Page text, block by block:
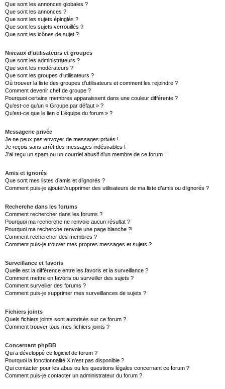
Que sont les annonces globales ?
Que sont les annonces ?
Que sont les sujets épinglés ?
Que sont les sujets verrouillés ?
Que sont les icônes de sujet ?
Niveaux d’utilisateurs et groupes
Que sont les administrateurs ?
Que sont les modérateurs ?
Que sont les groupes d’utilisateurs ?
Où trouver la liste des groupes d’utilisateurs et comment les rejoindre ?
Comment devenir chef de groupe ?
Pourquoi certains membres apparaissent dans une couleur différente ?
Qu’est-ce qu’un « Groupe par défaut » ?
Qu’est-ce que le lien « L’équipe du forum » ?
Messagerie privée
Je ne peux pas envoyer de messages privés !
Je reçois sans arrêt des messages indésirables !
J’ai reçu un spam ou un courriel abusif d’un membre de ce forum !
Amis et ignorés
Que sont mes listes d’amis et d’ignorés ?
Comment puis-je ajouter/supprimer des utilisateurs de ma liste d’amis ou d’ignorés ?
Recherche dans les forums
Comment rechercher dans les forums ?
Pourquoi ma recherche ne renvoie aucun résultat ?
Pourquoi ma recherche renvoie une page blanche ?!
Comment rechercher des membres ?
Comment puis-je trouver mes propres messages et sujets ?
Surveillance et favoris
Quelle est la différence entre les favoris et la surveillance ?
Comment mettre en favoris ou surveiller des sujets ?
Comment surveiller des forums ?
Comment puis-je supprimer mes surveillances de sujets ?
Fichiers joints
Quels fichiers joints sont autorisés sur ce forum ?
Comment trouver tous mes fichiers joints ?
Concernant phpBB
Qui a développé ce logiciel de forum ?
Pourquoi la fonctionnalité X n’est pas disponible ?
Qui contacter pour les abus ou les questions légales concernant ce forum ?
Comment puis-je contacter un administrateur du forum ?